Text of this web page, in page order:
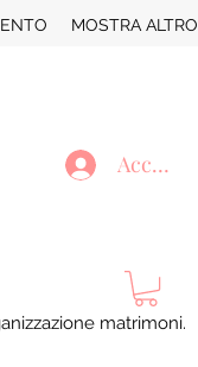
MOSTRA ALTRO
Accedi
matrimoni.